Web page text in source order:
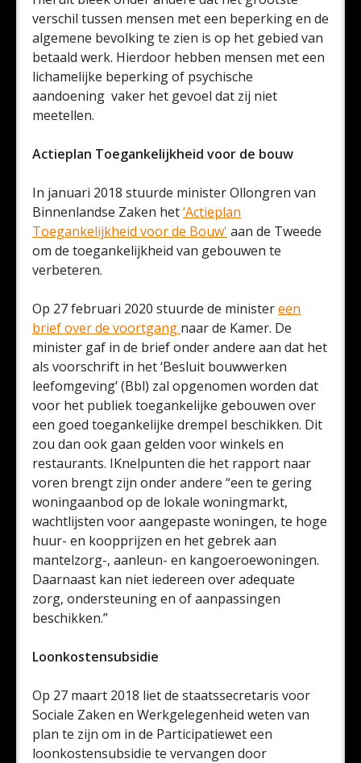
verschil tussen mensen met een beperking en de
algemene bevolking te zien is op het gebied van
betaald werk. Hierdoor hebben mensen met een
lichamelijke beperking of psychische
aandoening vaker het gevoel dat zij niet
meetellen.
Actieplan Toegankelijkheid voor de bouw
In januari 2018 stuurde minister Ollongren van
Binnenlandse Zaken het‘Actieplan
Toegankelijkheid voor de Bouw' aan de Tweede
om de toegankelijkheid van gebouwen te
verbeteren.
Op 27 februari 2020 stuurde de ministereen
brief over de voortgang naar de Kamer. De
minister gaf in de brief onder andere aan dat het
als voorschrift in het ‘Besluit bouwwerken
leefomgeving’ (Bbl) zal opgenomen worden dat
voor het publiek toegankelijke gebouwen over
een goed toegankelijke drempel beschikken. Dit
zou dan ook gaan gelden voor winkels en
restaurants. IKnelpunten die het rapport naar
voren brengt zijn onder andere “een te gering
woningaanbod op de lokale woningmarkt,
wachtlijsten voor aangepaste woningen, te hoge
huur- en koopprijzen en het gebrek aan
mantelzorg-, aanleun- en kangoeroewoningen.
Daarnaast kan niet iedereen over adequate
zorg, ondersteuning en of aanpassingen
beschikken.”
Loonkostensubsidie
Op 27 maart 2018 liet de staatssecretaris voor
Sociale Zaken en Werkgelegenheid weten van
plan te zijn om in de Participatiewet een
loonkostensubsidie te vervangen door